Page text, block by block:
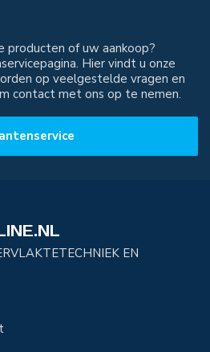
producten of uw aankoop?
Hier vindt u onze
op veelgestelde vragen en
contact met ons op te nemen.
EN